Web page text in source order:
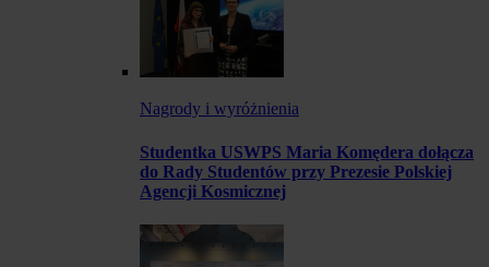
Nagrody i wyróżnienia
Studentka USWPS Maria Komędera dołącza
do Rady Studentów przy Prezesie Polskiej
Agencji Kosmicznej